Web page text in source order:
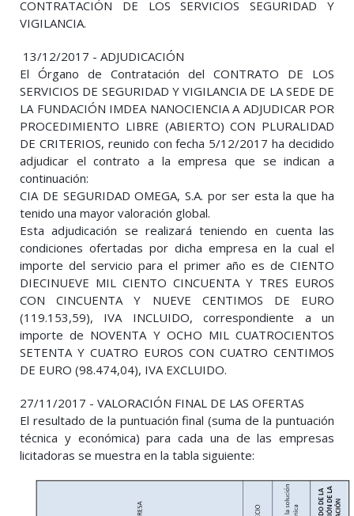
CONTRATACIÓN DE LOS SERVICIOS SEGURIDAD Y
VIGILANCIA.
13/12/2017 - ADJUDICACIÓN
El Órgano de Contratación del CONTRATO DE LOS
SERVICIOS DE SEGURIDAD Y VIGILANCIA DE LA SEDE DE
LA FUNDACIÓN IMDEA NANOCIENCIA A ADJUDICAR POR
PROCEDIMIENTO LIBRE (ABIERTO) CON PLURALIDAD
DE CRITERIOS, reunido con fecha 5/12/2017 ha decidido
adjudicar el contrato a la empresa que se indican a
continuación:
CIA DE SEGURIDAD OMEGA, S.A. por ser esta la que ha
tenido una mayor valoración global.
Esta adjudicación se realizará teniendo en cuenta las
condiciones ofertadas por dicha empresa en la cual el
importe del servicio para el primer año es de CIENTO
DIECINUEVE MIL CIENTO CINCUENTA Y TRES EUROS
CON CINCUENTA Y NUEVE CENTIMOS DE EURO
(119.153,59), IVA INCLUIDO, correspondiente a un
importe de NOVENTA Y OCHO MIL CUATROCIENTOS
SETENTA Y CUATRO EUROS CON CUATRO CENTIMOS
DE EURO (98.474,04), IVA EXCLUIDO.
27/11/2017 - VALORACIÓN FINAL DE LAS OFERTAS
El resultado de la puntuación final (suma de la puntuación
técnica y económica) para cada una de las empresas
licitadoras se muestra en la tabla siguiente: